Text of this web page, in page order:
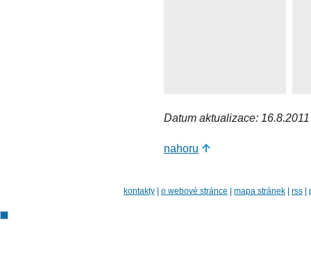
Datum aktualizace:
nahoru
kontakty o webové stránce mapa stránek rss